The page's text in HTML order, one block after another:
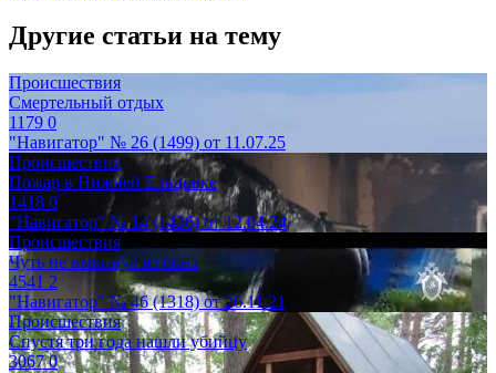
Другие статьи на тему
Происшествия
Смертельный отдых
1179 0
"Навигатор" № 26 (1499) от 11.07.25
Происшествия
Пожар в Нижней Ельцовке
1418 0
"Навигатор" № 14 (1436) от 12.04.24
Происшествия
Чуть не выкинул из окна
4541 2
"Навигатор" № 46 (1318) от 26.11.21
Происшествия
Спустя три года нашли убийцу
30670